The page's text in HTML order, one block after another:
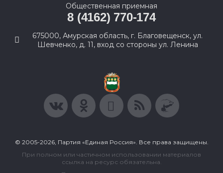
Общественная приемная
8 (4162) 770-174
675000, Амурская область, г. Благовещенск, ул.
Шевченко, д. 11, вход со стороны ул. Ленина
© 2005-2026, Партия «Единая Россия». Все права защищены.
При полном или частичном использовании материалов
ссылка на ресурс обязательна.